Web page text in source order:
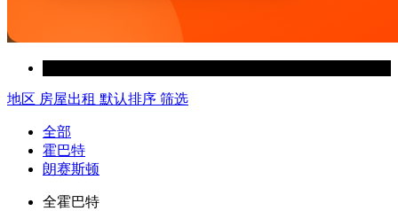
地区 房屋出租 默认排序 筛选
全部
霍巴特
朗赛斯顿
全霍巴特